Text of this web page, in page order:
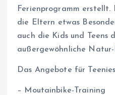
Ferienprogramm erstellt.
die Eltern etwas
auch die Kids und Teens
außergewöhnliche Natur-
Das Angebote für
– Moutainbike-Training